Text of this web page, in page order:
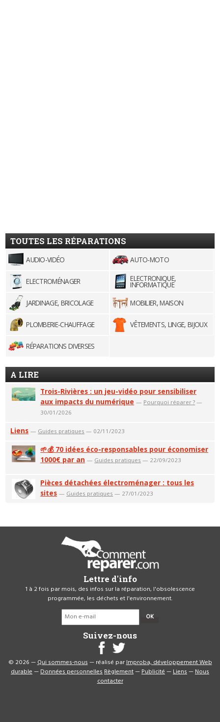
TOUTES LES RÉPARATIONS
AUDIO-VIDÉO AUTO-MOTO
ELECTROMÉNAGER ELECTRONIQUE,
INFORMATIQUE
JARDINAGE, BRICOLAGE
MOBILIER, MAISON
PLOMBERIE-CHAUFFAGE VÊTEMENTS, LINGE, BIJOUX
RÉPARATIONS DIVERSES
A LIRE
Trois-Rivières : un jeu-vidéo pour sensibiliser
aux impacts du numérique — Pourquoi réparer ? —
30/01/2026
Liens — Guides pratiques — 02/11/2023
🌱💰 70 idées éco-responsables pour économiser
1000€ par an — Guides pratiques — 22/09/2023
Pièces détachées électroménager : tous les
sites — Guides pratiques — 27/01/2023
Lettre d'info
1 à 2 fois par mois, des infos sur la réparation, l'obsolescence
programmée, les déchets et l'environnement.
OK
Suivez-nous
© 2026 —Qui sommes-nous— réalisé parImproba, développement Web
durable—Données personnellesRèglement—Publicité—Liens—Nous
contacter